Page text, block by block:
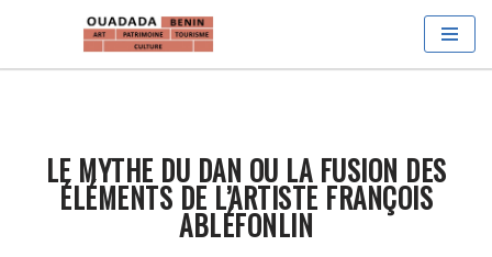
LE MYTHE DU DAN OU LA FUSION DES
ÉLÉMENTS DE L’ARTISTE FRANÇOIS
ABLÉFONLIN